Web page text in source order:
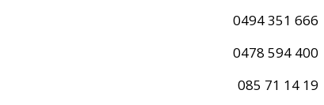
0494 351 666
0478 594 400
085 71 14 19